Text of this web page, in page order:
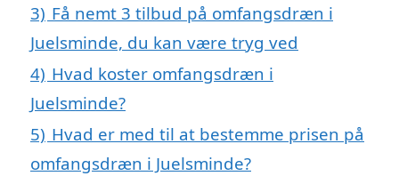
3) Få nemt 3 tilbud på omfangsdræn i
Juelsminde, du kan være tryg ved
4) Hvad koster omfangsdræn i
Juelsminde?
5) Hvad er med til at bestemme prisen på
omfangsdræn i Juelsminde?